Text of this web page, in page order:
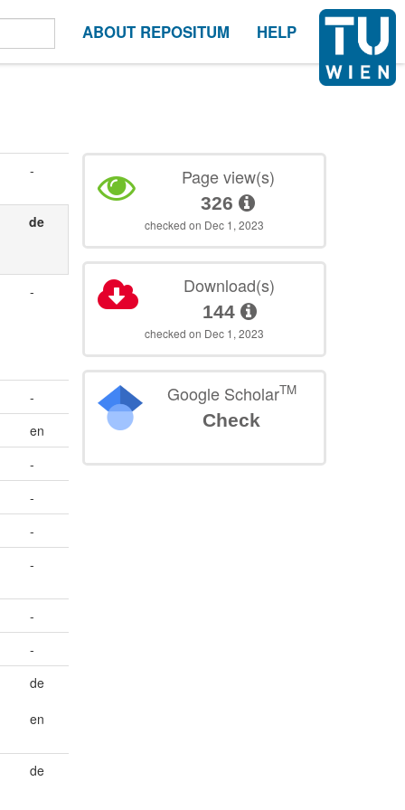
ABOUT REPOSITUM HELP
-
de
-
-
en
-
-
-
-
-
-
de
en
de
Page view(s)
326
checked on Dec 1, 2023
Download(s)
144
checked on Dec 1, 2023
Google ScholarTM
Check